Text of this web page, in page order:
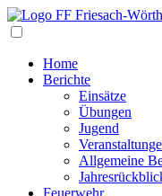
Home
Berichte
Einsätze
Übungen
Jugend
Allgemeine
Feuerwehr